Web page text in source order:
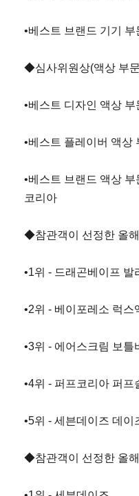
•베스트 브랜드 기기
◆심사위원상(액상 부
•베스트 디자인 액상
•베스트 플레이버 액상
•베스트 브랜드 액상
코리아
◆참관객이 선정한 올
•1위 - 드래곤베이프 발
•2위 - 베이포레소 럭스
•3위 - 에어스크림 보틀
•4위 - 퍼프코리아 퍼프
•5위 - 세븐데이즈 데이
◆참관객이 선정한 올